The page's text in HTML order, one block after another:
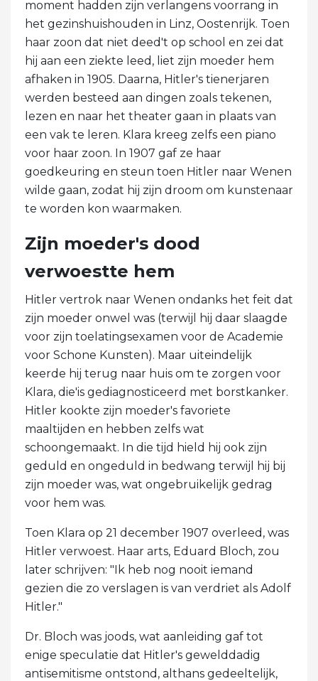
moment hadden zijn verlangens voorrang in
het gezinshuishouden in Linz, Oostenrijk. Toen
haar zoon dat niet deed't op school en zei dat
hij aan een ziekte leed, liet zijn moeder hem
afhaken in 1905. Daarna, Hitler's tienerjaren
werden besteed aan dingen zoals tekenen,
lezen en naar het theater gaan in plaats van
een vak te leren. Klara kreeg zelfs een piano
voor haar zoon. In 1907 gaf ze haar
goedkeuring en steun toen Hitler naar Wenen
wilde gaan, zodat hij zijn droom om kunstenaar
te worden kon waarmaken.
Zijn moeder's dood
verwoestte hem
Hitler vertrok naar Wenen ondanks het feit dat
zijn moeder onwel was (terwijl hij daar slaagde
voor zijn toelatingsexamen voor de Academie
voor Schone Kunsten). Maar uiteindelijk
keerde hij terug naar huis om te zorgen voor
Klara, die'is gediagnosticeerd met borstkanker.
Hitler kookte zijn moeder's favoriete
maaltijden en hebben zelfs wat
schoongemaakt. In die tijd hield hij ook zijn
geduld en ongeduld in bedwang terwijl hij bij
zijn moeder was, wat ongebruikelijk gedrag
voor hem was.
Toen Klara op 21 december 1907 overleed, was
Hitler verwoest. Haar arts, Eduard Bloch, zou
later schrijven: "Ik heb nog nooit iemand
gezien die zo verslagen is van verdriet als Adolf
Hitler."
Dr. Bloch was joods, wat aanleiding gaf tot
enige speculatie dat Hitler's gewelddadig
antisemitisme ontstond, althans gedeeltelijk,